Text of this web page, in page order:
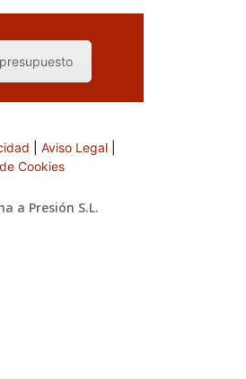
Aviso Legal
Cookies
a Presión S.L.